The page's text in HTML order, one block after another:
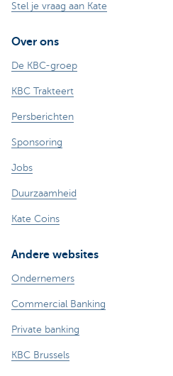
Stel je vraag aan Kate
Over ons
De KBC-groep
KBC Trakteert
Persberichten
Sponsoring
Jobs
Duurzaamheid
Kate Coins
Andere websites
Ondernemers
Commercial Banking
Private banking
KBC Brussels